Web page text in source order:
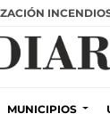
MUNICIPIOS